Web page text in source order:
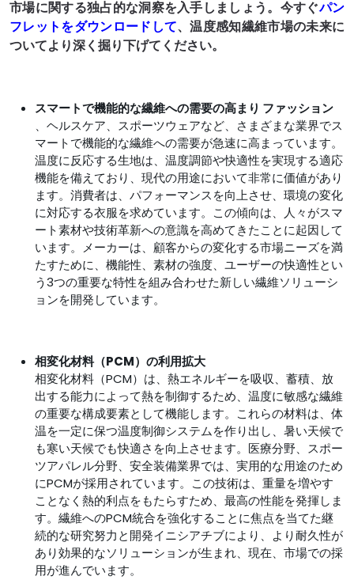
市場に関する独占的な洞察を入手しましょう。今すぐパン
フレットをダウンロードして、温度感知繊維市場の未来に
ついてより深く掘り下げてください。
スマートで機能的な繊維への需要の高まり ファッション
、ヘルスケア、スポーツウェアなど、さまざまな業界でス
マートで機能的な繊維への需要が急速に高まっています。
温度に反応する生地は、温度調節や快適性を実現する適応
機能を備えており、現代の用途において非常に価値があり
ます。消費者は、パフォーマンスを向上させ、環境の変化
に対応する衣服を求めています。この傾向は、人々がスマ
ート素材や技術革新への意識を高めてきたことに起因して
います。メーカーは、顧客からの変化する市場ニーズを満
たすために、機能性、素材の強度、ユーザーの快適性とい
う3つの重要な特性を組み合わせた新しい繊維ソリューシ
ョンを開発しています。
相変化材料（PCM）の利用拡大
相変化材料（PCM）は、熱エネルギーを吸収、蓄積、放
出する能力によって熱を制御するため、温度に敏感な繊維
の重要な構成要素として機能します。これらの材料は、体
温を一定に保つ温度制御システムを作り出し、暑い天候で
も寒い天候でも快適さを向上させます。医療分野、スポー
ツアパレル分野、安全装備業界では、実用的な用途のため
にPCMが採用されています。この技術は、重量を増やす
ことなく熱的利点をもたらすため、最高の性能を発揮しま
す。繊維へのPCM統合を強化することに焦点を当てた継
続的な研究努力と開発イニシアチブにより、より耐久性が
あり効果的なソリューションが生まれ、現在、市場での採
用が進んでいます。